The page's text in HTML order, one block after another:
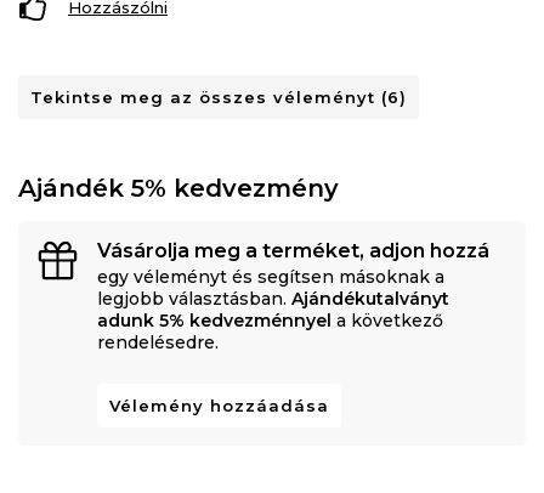
Hozzászólni
Tekintse meg az összes véleményt (6)
Ajándék 5% kedvezmény
Vásárolja meg a terméket, adjon hozzá
egy véleményt és segítsen másoknak a
legjobb választásban. Ajándékutalványt
adunk 5% kedvezménnyel a következő
rendelésedre.
Vélemény hozzáadása